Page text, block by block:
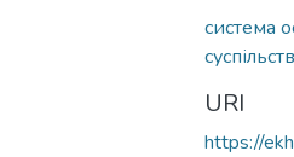
система
URI
https://